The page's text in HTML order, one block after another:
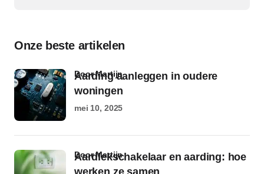
Onze beste artikelen
Aarding aanleggen in oudere
woningen
door Martijn
mei 10, 2025
Aardlekschakelaar en aarding: hoe
werken ze samen
door Martijn